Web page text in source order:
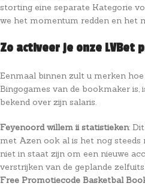
storting eine separate Kategorie
we het momentum redden en het
Zo activeer je onze LVBet
Eenmaal binnen zult u merken
Bingogames van de bookmaker is,
bekend over zijn salaris.
Feyenoord willem ii statistieken:
met Azen ook al is het nog steeds
niet in staat zijn om een nieuwe
verstrijken van de geplande
Free Promotiecode Basketbal